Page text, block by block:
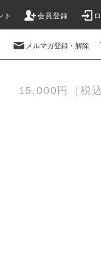
ト 会員登録
メルマガ登録・解除
15,000円（税